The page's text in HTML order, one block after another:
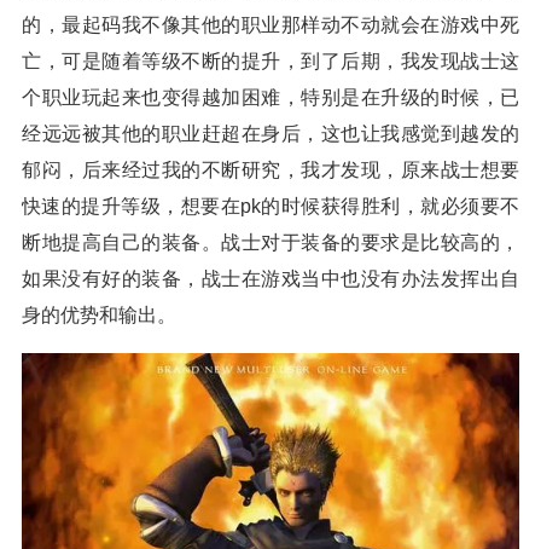
的，最起码我不像其他的职业那样动不动就会在游戏中死
亡，可是随着等级不断的提升，到了后期，我发现战士这
个职业玩起来也变得越加困难，特别是在升级的时候，已
经远远被其他的职业赶超在身后，这也让我感觉到越发的
郁闷，后来经过我的不断研究，我才发现，原来战士想要
快速的提升等级，想要在pk的时候获得胜利，就必须要不
断地提高自己的装备。战士对于装备的要求是比较高的，
如果没有好的装备，战士在游戏当中也没有办法发挥出自
身的优势和输出。